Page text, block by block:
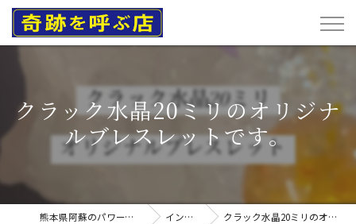
クラック水晶20ミリのオリジナ
ルブレスレットです。
熊本県阿蘇のパワーストーンなら奇跡を呼ぶ店 インスタグラム クラック水晶20ミリのオリジナルブレスレットです。